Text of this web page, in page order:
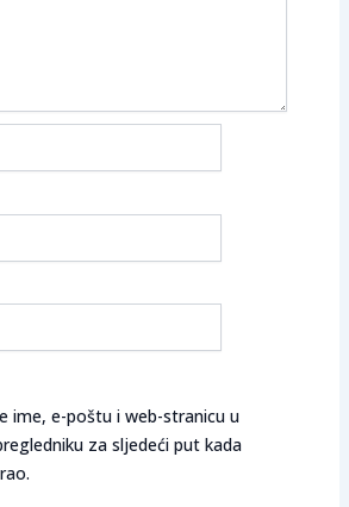
ime, e-poštu i web-stranicu u
za sljedeći put kada